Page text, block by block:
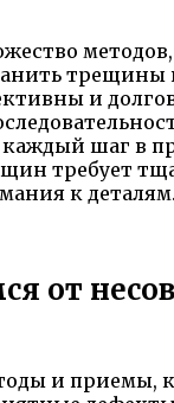
трещины
и
шаг в
требует
к деталям.
от
и приемы,